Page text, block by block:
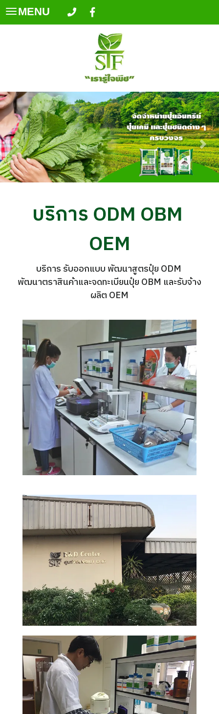
Toggle
navigation
MENU
บริการ ODM OBM
OEM
บริการ รับออกแบบ พัฒนาสูตรปุ๋ย ODM
พัฒนาตราสินค้าและจดทะเบียนปุ๋ย OBM และรับจ้าง
ผลิต OEM